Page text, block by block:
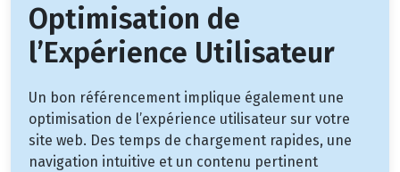
Optimisation de
l’Expérience Utilisateur
Un bon référencement implique également une
optimisation de l’expérience utilisateur sur votre
site web. Des temps de chargement rapides, une
navigation intuitive et un contenu pertinent